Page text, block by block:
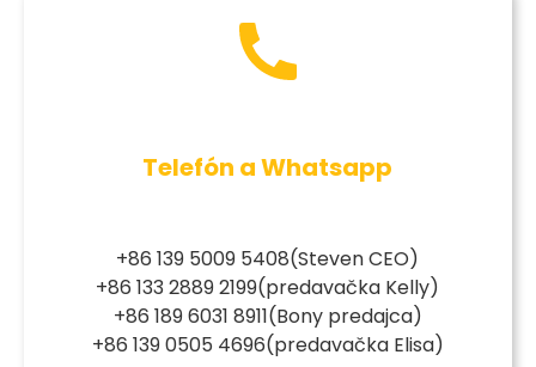
Telefón a Whatsapp
+86 139 5009 5408(Steven CEO)
+86 133 2889 2199(predavačka Kelly)
+86 189 6031 8911(Bony predajca)
+86 139 0505 4696(predavačka Elisa)